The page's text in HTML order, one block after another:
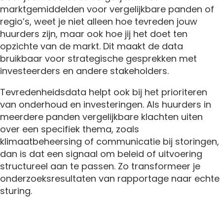
marktgemiddelden voor vergelijkbare panden of
regio’s, weet je niet alleen hoe tevreden jouw
huurders zijn, maar ook hoe jij het doet ten
opzichte van de markt. Dit maakt de data
bruikbaar voor strategische gesprekken met
investeerders en andere stakeholders.
Tevredenheidsdata helpt ook bij het prioriteren
van onderhoud en investeringen. Als huurders in
meerdere panden vergelijkbare klachten uiten
over een specifiek thema, zoals
klimaatbeheersing of communicatie bij storingen,
dan is dat een signaal om beleid of uitvoering
structureel aan te passen. Zo transformeer je
onderzoeksresultaten van rapportage naar echte
sturing.